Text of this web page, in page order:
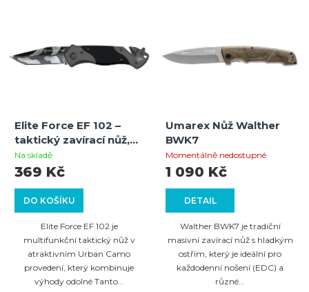
Elite Force EF 102 –
taktický zavírací nůž,
Tanto čepel, Urban
Camo, rozbíječ skla
Na skladě
DO KOŠÍKU
369 Kč
Elite Force EF 102 je
multifunkční taktický nůž v
atraktivním Urban Camo
provedení, který kombinuje
výhody odolné Tanto...
Umarex Nůž Walther
BWK7
Momentálně nedostupné
DETAIL
1 090 Kč
Walther BWK7 je tradiční
masivní zavírací nůž s hladkým
ostřím, který je ideální pro
každodenní nošení (EDC) a
různé...